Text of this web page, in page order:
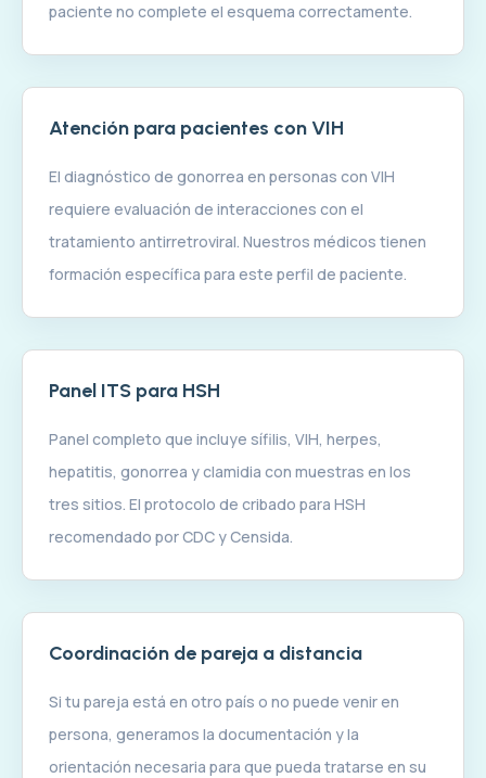
paciente no complete el esquema correctamente.
Atención para pacientes con VIH
El diagnóstico de gonorrea en personas con VIH
requiere evaluación de interacciones con el
tratamiento antirretroviral. Nuestros médicos tienen
formación específica para este perfil de paciente.
Panel ITS para HSH
Panel completo que incluye sífilis, VIH, herpes,
hepatitis, gonorrea y clamidia con muestras en los
tres sitios. El protocolo de cribado para HSH
recomendado por CDC y Censida.
Coordinación de pareja a distancia
Si tu pareja está en otro país o no puede venir en
persona, generamos la documentación y la
orientación necesaria para que pueda tratarse en su